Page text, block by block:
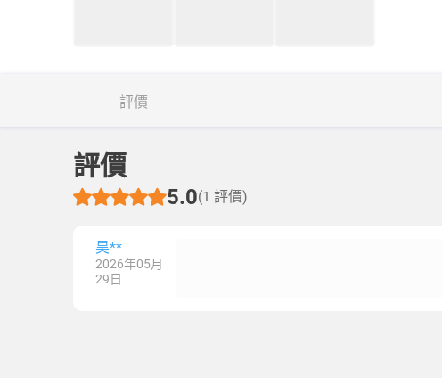
評價
評價
5.0(1 評價)
昊**
2026年05月
29日